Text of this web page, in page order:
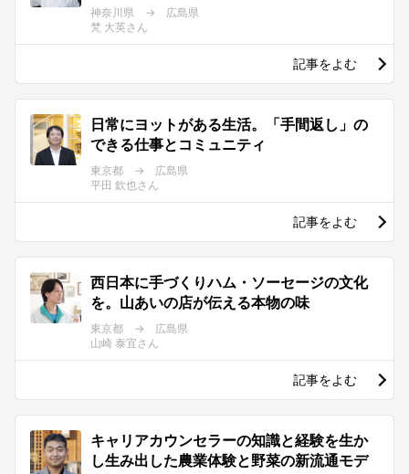
神奈川県 → 広島県
梵 大英さん
記事をよむ
日常にヨットがある生活。「手間返し」の
できる仕事とコミュニティ
東京都 → 広島県
平田 欽也さん
記事をよむ
西日本に手づくりハム・ソーセージの文化
を。山あいの店が伝える本物の味
東京都 → 広島県
山崎 泰宜さん
記事をよむ
キャリアカウンセラーの知識と経験を生か
し生み出した農業体験と野菜の新流通モデ